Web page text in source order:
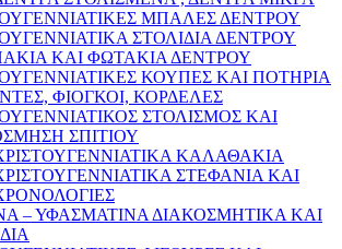
ΜΠΑΛΕΣ ΔΕΝΤΡΟΥ
ΣΤΟΛΙΔΙΑ ΔΕΝΤΡΟΥ
ΚΑΙ ΦΩΤΑΚΙΑ ΔΕΝΤΡΟΥ
ΚΟΥΠΕΣ ΚΑΙ ΠΟΤΗΡΙΑ
ΦΙΟΓΚΟΙ, ΚΟΡΔΕΛΕΣ
ΣΤΟΛΙΣΜΟΣ ΚΑΙ
ΣΠΙΤΙΟΥ
ΚΑΛΑΘΑΚΙΑ
ΣΤΕΦΑΝΙΑ ΚΑΙ
– ΥΦΑΣΜΑΤΙΝΑ ΔΙΑΚΟΣΜΗΤΙΚΑ ΚΑΙ